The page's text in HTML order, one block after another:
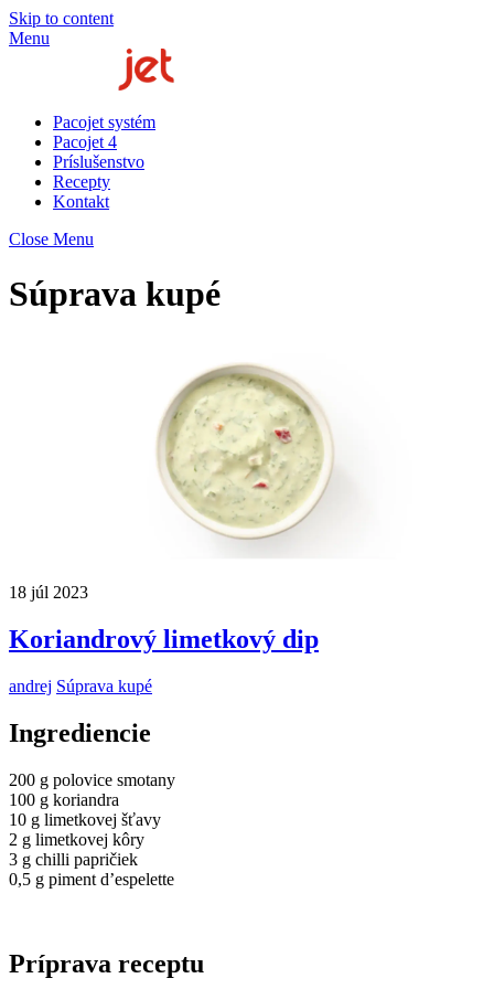
Skip to content
Menu
Pacojet systém
Pacojet 4
Príslušenstvo
Recepty
Kontakt
Close Menu
Súprava kupé
18 júl 2023
Koriandrový limetkový dip
andrej Súprava kupé
Ingrediencie
200 g polovice smotany
100 g koriandra
10 g limetkovej šťavy
2 g limetkovej kôry
3 g chilli papričiek
0,5 g piment d’espelette
Príprava receptu